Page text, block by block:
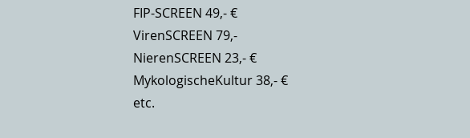
FIP-SCREEN 49,- €
VirenSCREEN 79,-
NierenSCREEN 23,- €
MykologischeKultur 38,- €
etc.